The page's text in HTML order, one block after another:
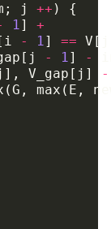
; j ++ )
{
1]
+
[ i - 1] == V [
[ j - 1] -
], V_gap [ j ]
-
(G , max ( E ,